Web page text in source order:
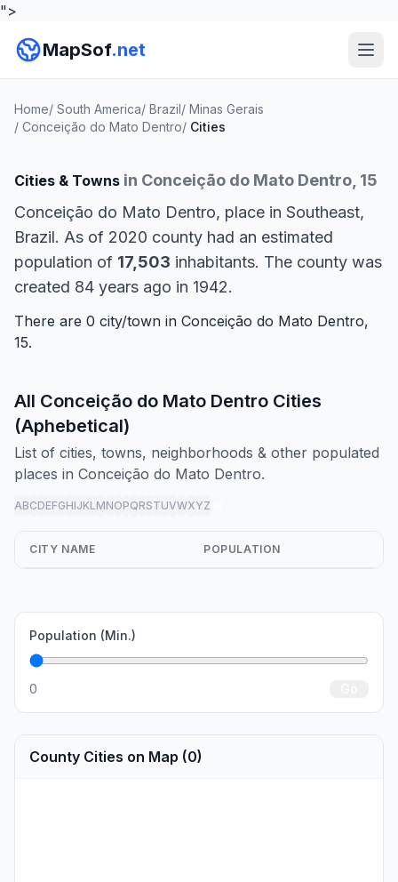
">
MapSof.net
Home/ South America/ Brazil/ Minas Gerais
/ Conceição do Mato Dentro/ Cities
Cities & Towns in Conceição do Mato Dentro, 15
Conceição do Mato Dentro, place in Southeast,
Brazil. As of 2020 county had an estimated
population of 17,503 inhabitants. The county was
created 84 years ago in 1942.
There are 0 city/town in Conceição do Mato Dentro,
15.
All Conceição do Mato Dentro Cities
(Aphebetical)
List of cities, towns, neighborhoods & other populated
places in Conceição do Mato Dentro.
ABCDEFGHIJKLMNOPQRSTUVWXYZ
CITY NAME POPULATION
Population (Min.)
0
County Cities on Map (0)